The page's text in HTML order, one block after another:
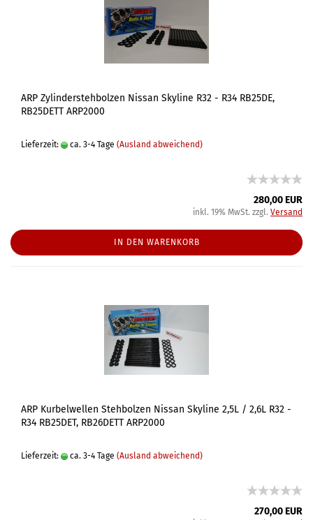
ARP Zylinderstehbolzen Nissan Skyline R32 - R34 RB25DE,
RB25DETT ARP2000
Lieferzeit: ca. 3-4 Tage (Ausland abweichend)
280,00 EUR
inkl. 19% MwSt. zzgl. Versand
IN DEN WARENKORB
ARP Kurbelwellen Stehbolzen Nissan Skyline 2,5L / 2,6L R32 -
R34 RB25DET, RB26DETT ARP2000
Lieferzeit: ca. 3-4 Tage (Ausland abweichend)
270,00 EUR